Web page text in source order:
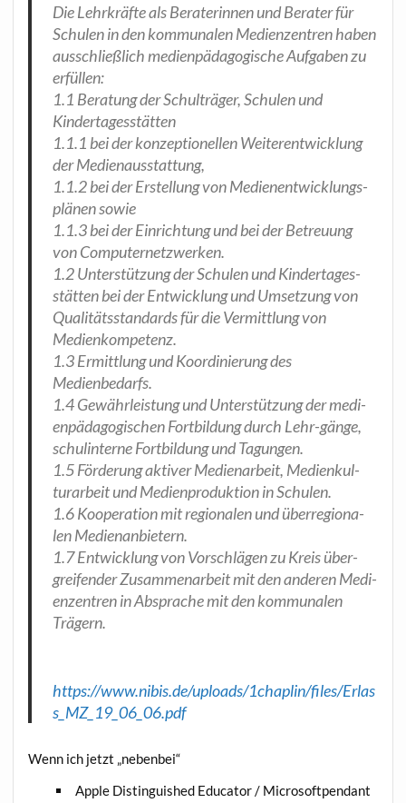
Die Lehr­kräf­te als Bera­te­rin­nen und Bera­ter für
Schu­len in den kom­mu­na­len Medi­en­zen­tren haben
aus­schließ­lich medi­en­päd­ago­gi­sche Auf­ga­ben zu
erfüllen:
1.1 Bera­tung der Schul­trä­ger, Schu­len und
Kindertagesstätten
1.1.1 bei der kon­zep­tio­nel­len Wei­ter­ent­wick­lung
der Medienausstattung,
1.1.2 bei der Erstel­lung von Medi­en­ent­wick­lungs­
plä­nen sowie
1.1.3 bei der Ein­rich­tung und bei der Betreu­ung
von Computernetzwerken.
1.2 Unter­stüt­zung der Schu­len und Kin­der­ta­ges­
stät­ten bei der Ent­wick­lung und Umset­zung von
Qua­li­täts­stan­dards für die Ver­mitt­lung von
Medienkompetenz.
1.3 Ermitt­lung und Koor­di­nie­rung des
Medienbedarfs.
1.4 Gewähr­leis­tung und Unter­stüt­zung der medi­
en­päd­ago­gi­schen Fort­bil­dung durch Lehr-gän­ge,
schul­in­ter­ne Fort­bil­dung und Tagungen.
1.5 För­de­rung akti­ver Medi­en­ar­beit, Medi­en­kul­
tur­ar­beit und Medi­en­pro­duk­ti­on in Schulen.
1.6 Koope­ra­ti­on mit regio­na­len und über­re­gio­na­
len Medienanbietern.
1.7 Ent­wick­lung von Vor­schlä­gen zu Kreis über­
grei­fen­der Zusam­men­ar­beit mit den ande­ren Medi­
en­zen­tren in Abspra­che mit den kom­mu­na­len
Trägern.
https://www.nibis.de/uploads/1chaplin/files/Erlas
s_MZ_19_06_06.pdf
Wenn ich jetzt „neben­bei“
Apple Distin­gu­is­hed Edu­ca­tor / Micro­soft­pen­dant